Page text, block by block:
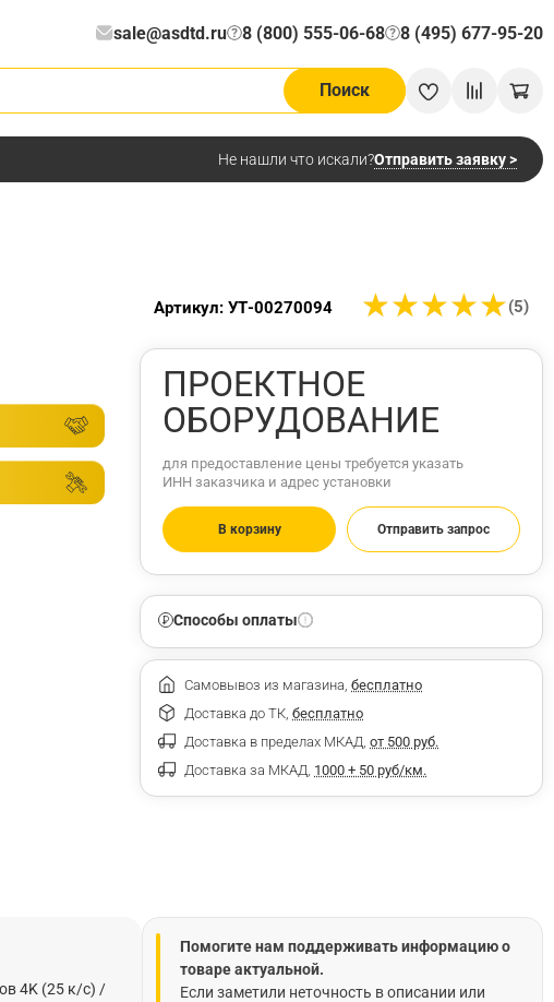
sale@asdtd.ru 8 (800) 555-06-68
? 8 (495) 677-95-20
?
Поиск
Не нашли что искали?Отправить заявку >
★★★★★
★★★★★(5)
Артикул: УТ-00270094
ПРОЕКТНОЕ
ОБОРУДОВАНИЕ
для предоставление цены требуется указать
ИНН заказчика и адрес установки
В корзину Отправить запрос
Способы оплаты
Самовывоз из магазина, бесплатно
Доставка до ТК, бесплатно
Доставка в пределах МКАД, от 500 руб.
Доставка за МКАД, 1000 + 50 руб/км.
4K (25 к/с) /
Помогите нам поддерживать информацию о
товаре актуальной.
Если заметили неточность в описании или